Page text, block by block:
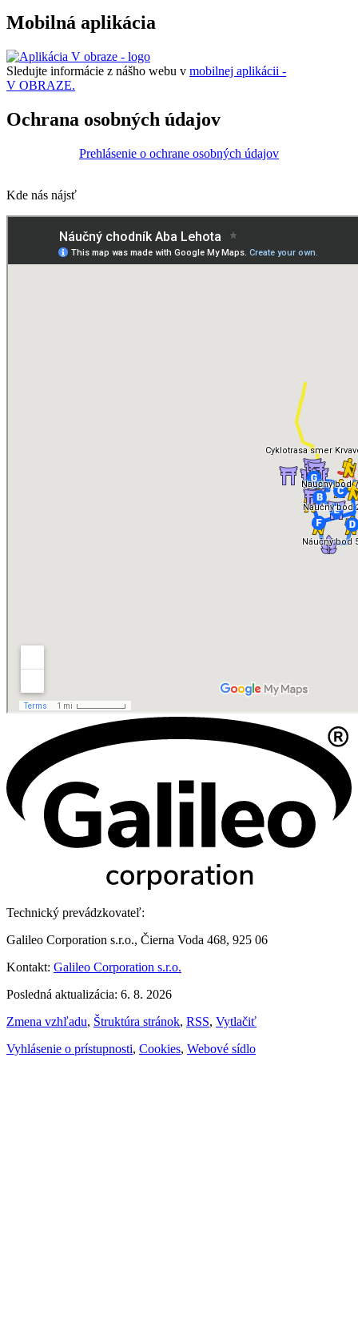
Mobilná aplikácia
Sledujte informácie z nášho webu v mobilnej aplikácii -
V OBRAZE.
Ochrana osobných údajov
Prehlásenie o ochrane osobných údajov
Kde nás nájsť
Technický prevádzkovateľ:
Galileo Corporation s.r.o., Čierna Voda 468, 925 06
Kontakt: Galileo Corporation s.r.o.
Posledná aktualizácia: 6. 8. 2026
Zmena vzhľadu, Štruktúra stránok, RSS, Vytlačiť
Vyhlásenie o prístupnosti, Cookies, Webové sídlo